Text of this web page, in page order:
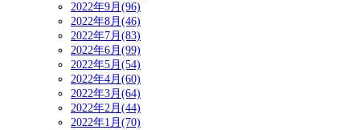
2022年9月(96)
2022年8月(46)
2022年7月(83)
2022年6月(99)
2022年5月(54)
2022年4月(60)
2022年3月(64)
2022年2月(44)
2022年1月(70)